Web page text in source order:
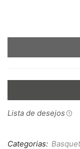
Lista de desejos
Categorias: